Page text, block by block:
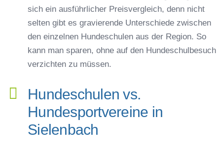
sich ein ausführlicher Preisvergleich, denn nicht
selten gibt es gravierende Unterschiede zwischen
den einzelnen Hundeschulen aus der Region. So
kann man sparen, ohne auf den Hundeschulbesuch
verzichten zu müssen.
Hundeschulen vs.
Hundesportvereine in
Sielenbach